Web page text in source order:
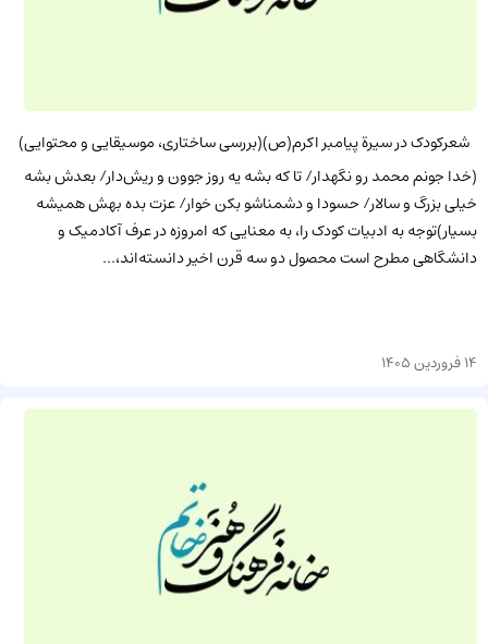
شعرکودک در سیرة پیامبر اکرم(ص)(بررسی ساختاری، موسیقایی و محتوایی)
(خدا جونم محمد رو نگهدار/ تا که بشه یه روز جوون و ریش‌دار/ بعدش بشه
خیلی بزرگ و سالار/ حسودا و دشمناشو بکن خوار/ عزت بده بهش همیشه
بسیار)توجه به ادبیات کودک را، به معنایی که امروزه در عرف آکادمیک و
دانشگاهی مطرح است محصول دو سه قرن اخیر دانسته‌اند،...
14 فروردین 1405